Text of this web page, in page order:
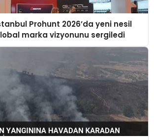
Prohunt 2026’da yeni nesil
marka vizyonunu sergiledi